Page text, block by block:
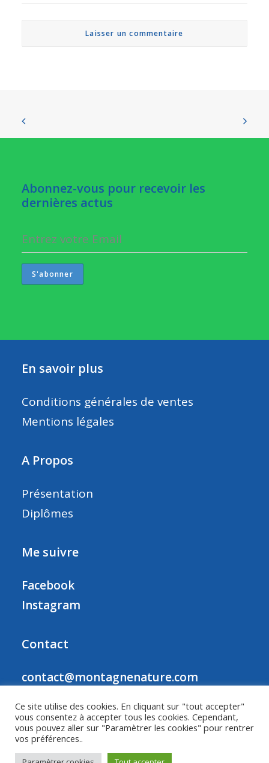
Abonnez-vous pour recevoir les
dernières actus
En savoir plus
Conditions générales de ventes
Mentions légales
A Propos
Présentation
Diplômes
Me suivre
Facebook
Instagram
Contact
contact@montagnenature.com
©2026 Montagne Nature | Tous droits réservés
Ce site utilise des cookies. En cliquant sur "tout accepter"
vous consentez à accepter tous les cookies. Cependant,
vous pouvez aller sur "Paramètrer les cookies" pour rentrer
vos préférences..